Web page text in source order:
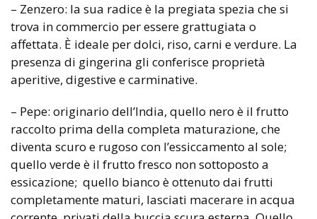
– Zenzero: la sua radice è la pregiata spezia che si
trova in commercio per essere grattugiata o
affettata. È ideale per dolci, riso, carni e verdure. La
presenza di gingerina gli conferisce proprietà
aperitive, digestive e carminative.
– Pepe: originario dell’India, quello nero è il frutto
raccolto prima della completa maturazione, che
diventa scuro e rugoso con l’essiccamento al sole;
quello verde è il frutto fresco non sottoposto a
essicazione; quello bianco è ottenuto dai frutti
completamente maturi, lasciati macerare in acqua